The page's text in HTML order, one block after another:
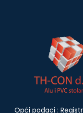
Opći podaci :